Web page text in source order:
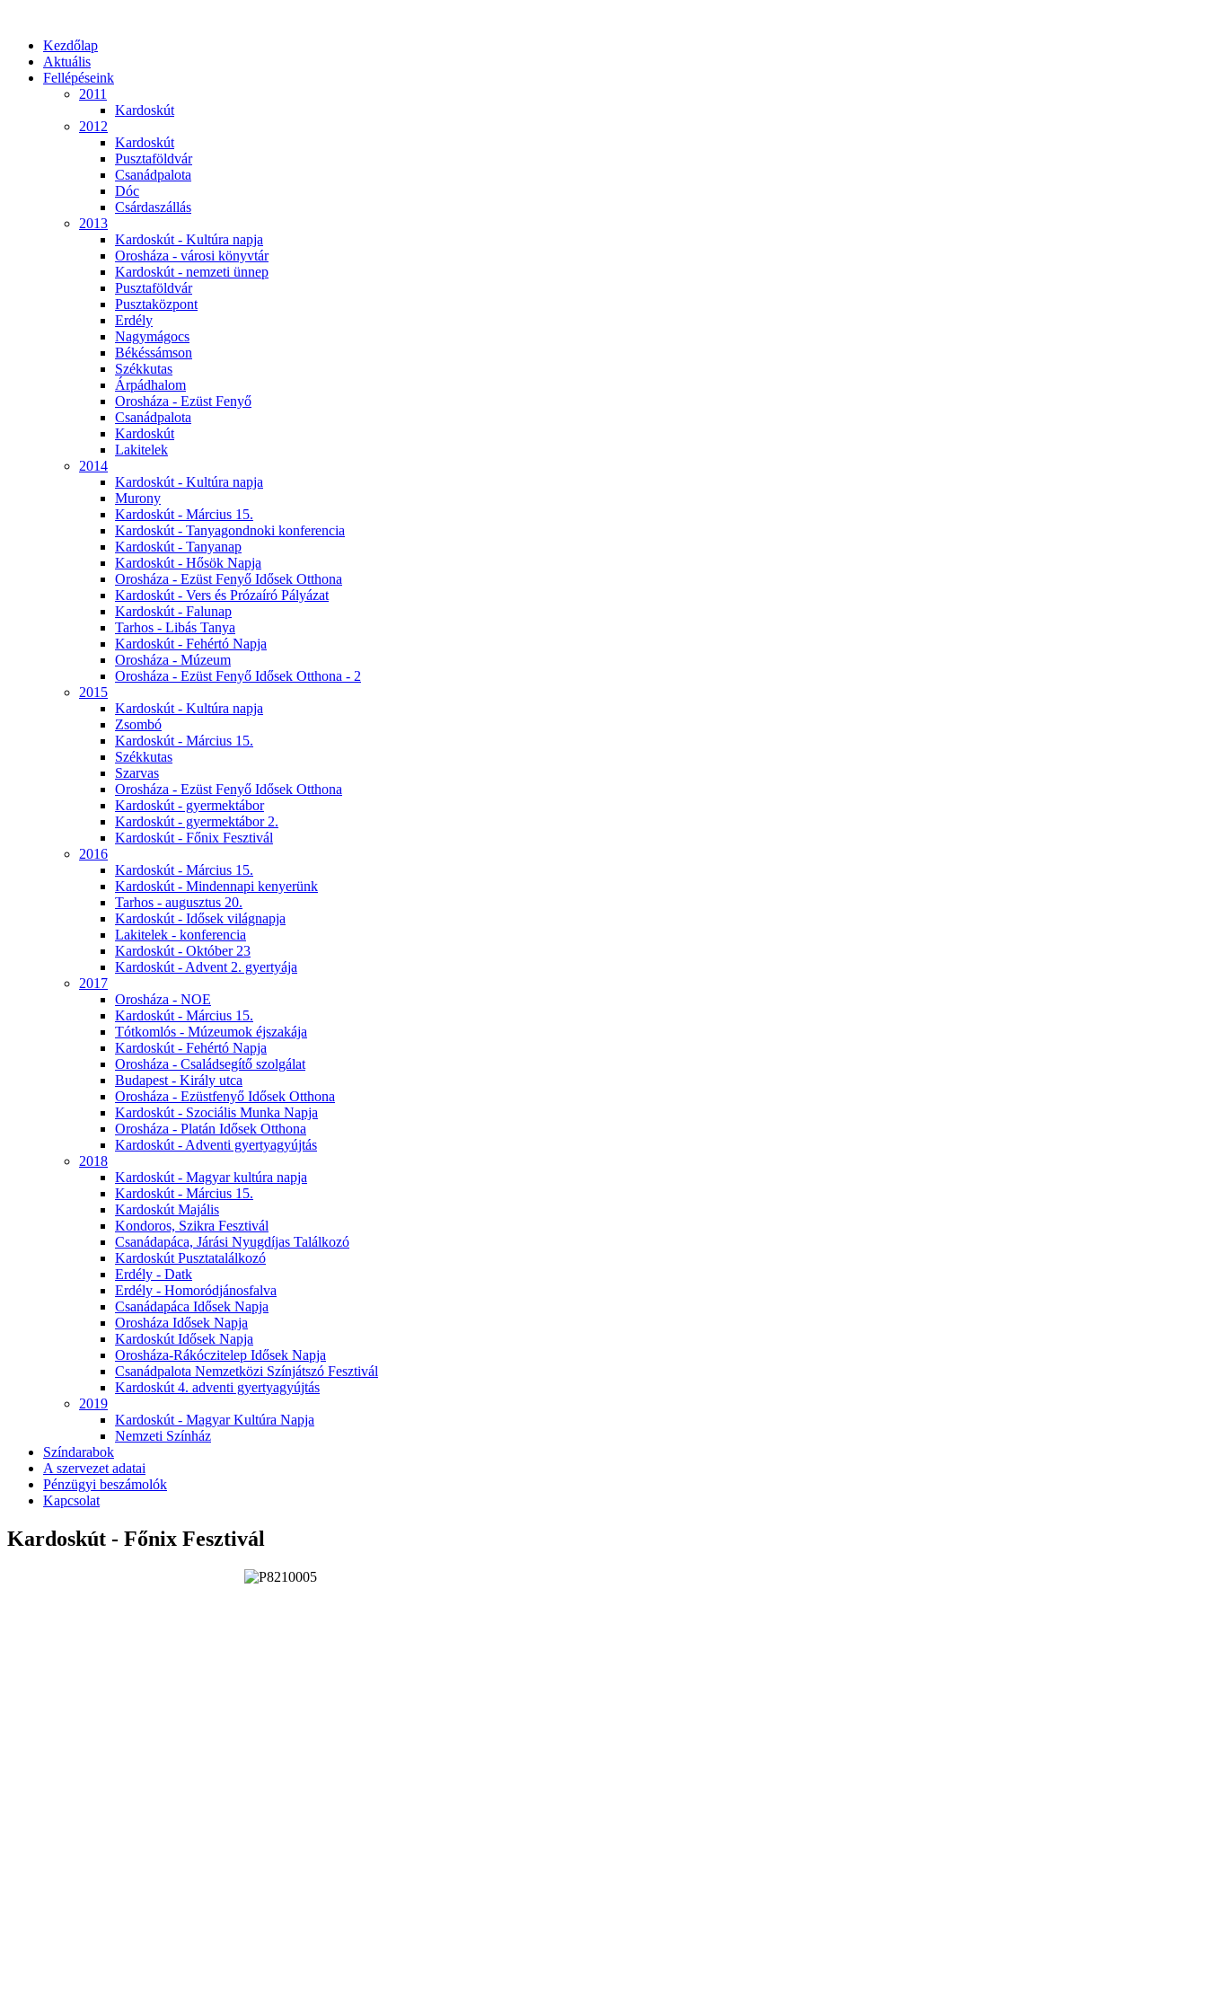
Kezdőlap
Aktuális
Fellépéseink
2011
Kardoskút
2012
Kardoskút
Pusztaföldvár
Csanádpalota
Dóc
Csárdaszállás
2013
Kardoskút - Kultúra napja
Orosháza - városi könyvtár
Kardoskút - nemzeti ünnep
Pusztaföldvár
Pusztaközpont
Erdély
Nagymágocs
Békéssámson
Székkutas
Árpádhalom
Orosháza - Ezüst Fenyő
Csanádpalota
Kardoskút
Lakitelek
2014
Kardoskút - Kultúra napja
Murony
Kardoskút - Március 15.
Kardoskút - Tanyagondnoki konferencia
Kardoskút - Tanyanap
Kardoskút - Hősök Napja
Orosháza - Ezüst Fenyő Idősek Otthona
Kardoskút - Vers és Prózaíró Pályázat
Kardoskút - Falunap
Tarhos - Libás Tanya
Kardoskút - Fehértó Napja
Orosháza - Múzeum
Orosháza - Ezüst Fenyő Idősek Otthona - 2
2015
Kardoskút - Kultúra napja
Zsombó
Kardoskút - Március 15.
Székkutas
Szarvas
Orosháza - Ezüst Fenyő Idősek Otthona
Kardoskút - gyermektábor
Kardoskút - gyermektábor 2.
Kardoskút - Főnix Fesztivál
2016
Kardoskút - Március 15.
Kardoskút - Mindennapi kenyerünk
Tarhos - augusztus 20.
Kardoskút - Idősek világnapja
Lakitelek - konferencia
Kardoskút - Október 23
Kardoskút - Advent 2. gyertyája
2017
Orosháza - NOE
Kardoskút - Március 15.
Tótkomlós - Múzeumok éjszakája
Kardoskút - Fehértó Napja
Orosháza - Családsegítő szolgálat
Budapest - Király utca
Orosháza - Ezüstfenyő Idősek Otthona
Kardoskút - Szociális Munka Napja
Orosháza - Platán Idősek Otthona
Kardoskút - Adventi gyertyagyújtás
2018
Kardoskút - Magyar kultúra napja
Kardoskút - Március 15.
Kardoskút Majális
Kondoros, Szikra Fesztivál
Csanádapáca, Járási Nyugdíjas Találkozó
Kardoskút Pusztatalálkozó
Erdély - Datk
Erdély - Homoródjánosfalva
Csanádapáca Idősek Napja
Orosháza Idősek Napja
Kardoskút Idősek Napja
Orosháza-Rákóczitelep Idősek Napja
Csanádpalota Nemzetközi Színjátszó Fesztivál
Kardoskút 4. adventi gyertyagyújtás
2019
Kardoskút - Magyar Kultúra Napja
Nemzeti Színház
Színdarabok
A szervezet adatai
Pénzügyi beszámolók
Kapcsolat
Kardoskút - Főnix Fesztivál